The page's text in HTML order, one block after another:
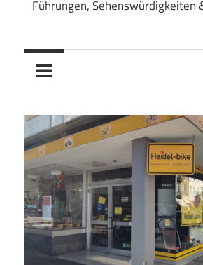
Führungen, Sehenswürdigkeiten